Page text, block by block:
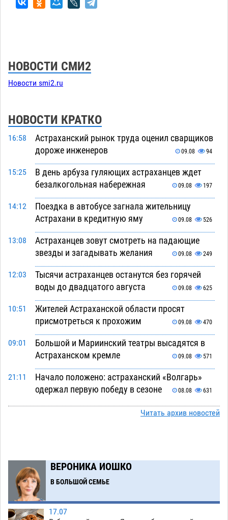
НОВОСТИ СМИ2
Новости smi2.ru
НОВОСТИ КРАТКО
16:58
Астраханский рынок труда оценил сварщиков
дороже инженеров
09.08 94
15:25
В день арбуза гуляющих астраханцев ждет
безалкогольная набережная
09.08 197
14:12
Поездка в автобусе загнала жительницу
Астрахани в кредитную яму
09.08 526
13:08
Астраханцев зовут смотреть на падающие
звезды и загадывать желания
09.08 249
12:03
Тысячи астраханцев останутся без горячей
воды до двадцатого августа
09.08 625
10:51
Жителей Астраханской области просят
присмотреться к прохожим
09.08 470
09:01
Большой и Мариинский театры высадятся в
Астраханском кремле
09.08 571
21:11
Начало положено: астраханский «Волгарь»
одержал первую победу в сезоне
08.08 631
Завтра экстремальное пекло продолжит
художественные выставки
08.08 501
18:09
Астраханца будут судить за попытку сбыта
крупной партии прегабалина
16:58 Игорь Мартынов вручил награды тренерам и
Читать архив новостей
ВЕРОНИКА ИОШКО
В БОЛЬШОЙ СЕМЬЕ
17.07